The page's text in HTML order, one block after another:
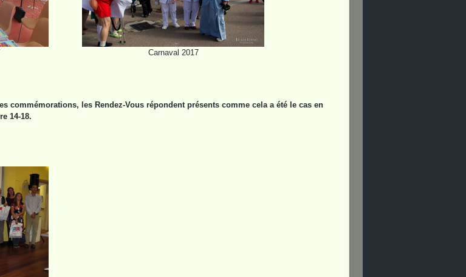
Carnaval 2017
commémorations, les Rendez-Vous répondent présents comme cela a été le cas en
14-18.